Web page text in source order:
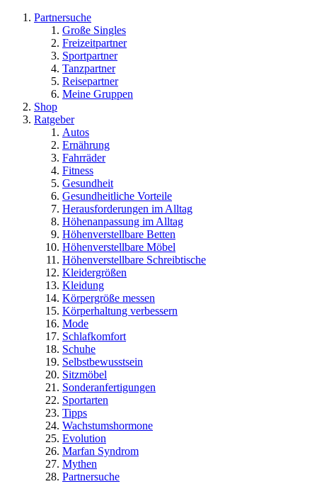
Partnersuche
Große Singles
Freizeitpartner
Sportpartner
Tanzpartner
Reisepartner
Meine Gruppen
Shop
Ratgeber
Autos
Ernährung
Fahrräder
Fitness
Gesundheit
Gesundheitliche Vorteile
Herausforderungen im Alltag
Höhenanpassung im Alltag
Höhenverstellbare Betten
Höhenverstellbare Möbel
Höhenverstellbare Schreibtische
Kleidergrößen
Kleidung
Körpergröße messen
Körperhaltung verbessern
Mode
Schlafkomfort
Schuhe
Selbstbewusstsein
Sitzmöbel
Sonderanfertigungen
Sportarten
Tipps
Wachstumshormone
Evolution
Marfan Syndrom
Mythen
Partnersuche